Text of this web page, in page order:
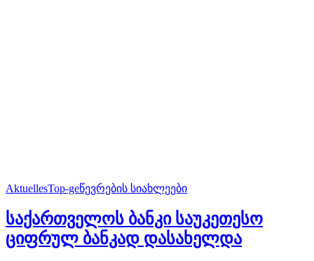
AktuellesTop-geწევრების სიახლეები
საქართველოს ბანკი საუკეთესო
ციფრულ ბანკად დასახელდა